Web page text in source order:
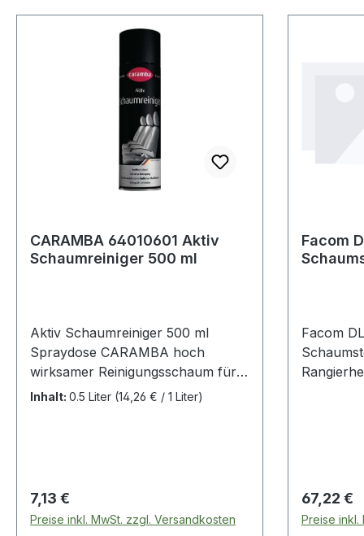
CARAMBA 64010601 Aktiv
Schaumreiniger 500 ml
Aktiv Schaumreiniger 500 ml
Spraydose CARAMBA hoch
wirksamer Reinigungsschaum für
den Innenraum · ideal für die
materialschonend und
umweltfreundlich · Hinweis: Textil,
Inhalt: 0.5 Liter (14,26 € / 1 Liter)
Regulärer Preis:
7,13 €
Preise inkl. MwSt. zzgl. Versandkosten
Facom
Facom
mit der
Regulärer
67,22 €
Preise inkl.